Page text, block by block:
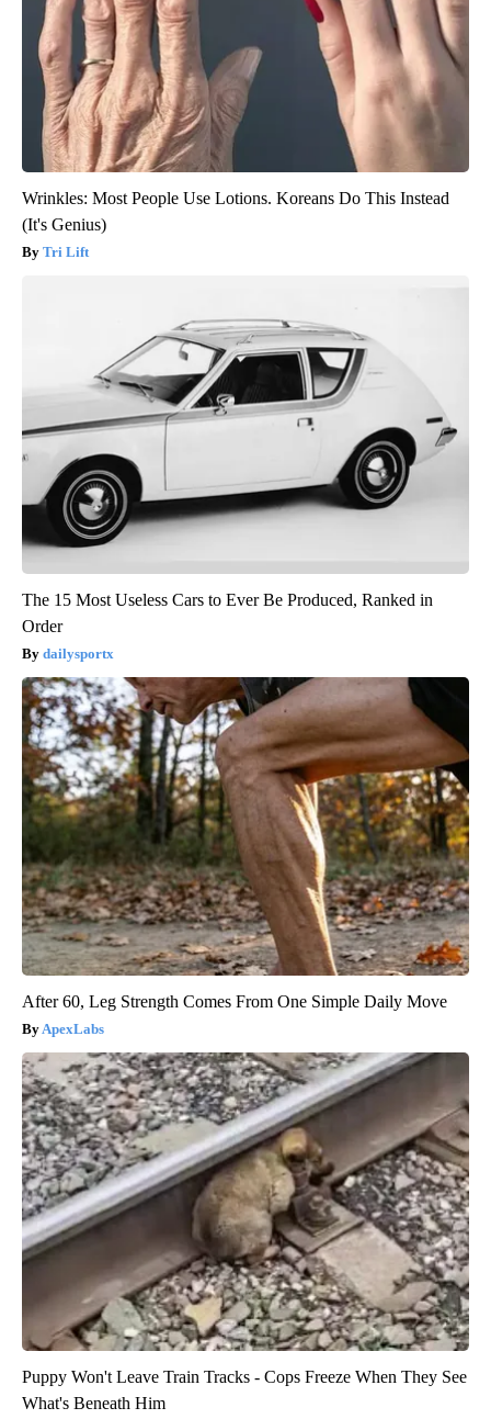
Wrinkles: Most People Use Lotions. Koreans Do This Instead
(It's Genius)
Tri Lift
The 15 Most Useless Cars to Ever Be Produced, Ranked in
Order
dailysportx
After 60, Leg Strength Comes From One Simple Daily Move
ApexLabs
Puppy Won't Leave Train Tracks - Cops Freeze When They See
What's Beneath Him